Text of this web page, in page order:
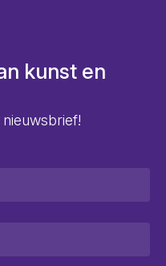
kunst en